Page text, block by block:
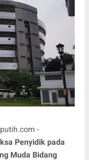
-
Penyidik pada
Muda Bidang